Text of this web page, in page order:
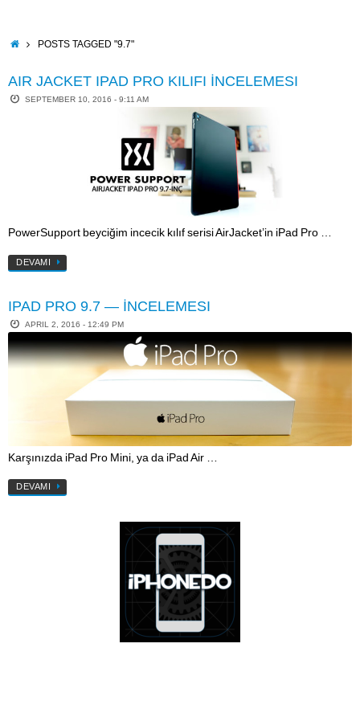
contentHOMEPOSTS TAGGED "9.7"
AIR JACKET IPAD PRO KILIFI İNCELEMESI
SEPTEMBER 10, 2016 - 9:11 AM
PowerSupport beyciğim incecik kılıf serisi AirJacket’in iPad Pro …
DEVAMI
IPAD PRO 9.7 — İNCELEMESI
APRIL 2, 2016 - 12:49 PM
Karşınızda iPad Pro Mini, ya da iPad Air …
DEVAMI